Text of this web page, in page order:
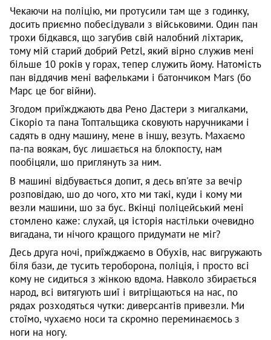
Чекаючи на поліцію, ми протусили там ще з годинку,
досить приємно побесідували з військовими. Один пан
трохи бідкався, що загубив свій налобний ліхтарик,
тому мій старий добрий Petzl, який вірно служив мені
більше 10 років у горах, тепер служить йому. Натомість
пан віддячив мені вафельками і батончиком Mars (бо
Марс це бог війни).
Згодом приїжджають два Рено Дастери з мигалками,
Сікоріо та пана Топтальщика сковують наручниками і
садять в одну машину, мене в іншу, везуть. Махаємо
па-па воякам, бус лишається на блокпосту, нам
пообіцяли, шо приглянуть за ним.
В машині відбувається допит, я десь вп'яте за вечір
розповідаю, шо до чого, хто ми такі, куди і кому ми
везли машини, шо за бус. Вкінці поліцейський мені
стомлено каже: слухай, ця історія настільки очевидно
вигадана, ти нічого кращого придумати не міг?
Десь друга ночі, приїжджаємо в Обухів, нас вигружають
біля бази, де тусить тероборона, поліція, і просто всі
кому не сидиться з жінкою вдома. Навколо збирається
народ, всі витягують шиї і витріщаються на нас, по
рядах розходяться чутки: диверсантів привезли. Ми
стоїмо, чухаємо носи та скромно переминаємось з
ноги на ногу.